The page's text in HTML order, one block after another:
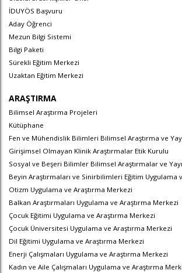
İDUYÖS Başvuru
Aday Öğrenci
Mezun Bilgi Sistemi
Bilgi Paketi
Sürekli Eğitim Merkezi
Uzaktan Eğitim Merkezi
ARAŞTIRMA
Bilimsel Araştırma Projeleri
Kütüphane
Fen ve Mühendislik Bilimleri Bilimsel Araştırma ve
Girişimsel Olmayan Klinik Araştırmalar Etik Kurulu
Sosyal ve Beşeri Bilimler Bilimsel Araştırmalar ve
Beyin Araştırmaları ve Sinirbilimleri Eğitim Uygulama
Otizm Uygulama ve Araştırma Merkezi
Balkan Araştırmaları Uygulama ve Araştırma Merkezi
Çocuk Eğitimi Uygulama ve Araştırma Merkezi
Çocuk Üniversitesi Uygulama ve Araştırma Merkezi
Dil Eğitimi Uygulama ve Araştırma Merkezi
Enerji Çalışmaları Uygulama ve Araştırma Merkezi
Kadın ve Aile Çalışmaları Uygulama ve Araştırma